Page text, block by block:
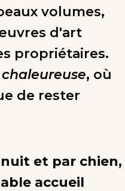
volumes,
d'art
propriétaires.
, où
de rester
et par chien,
accueil